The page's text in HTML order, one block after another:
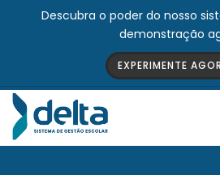
Descubra o poder do nosso
demonstração
EXPERIMENTE